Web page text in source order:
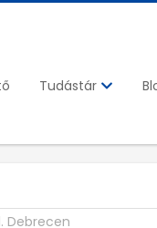
Tudástár